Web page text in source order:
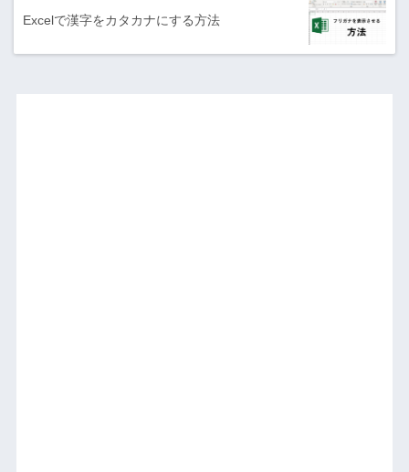
Excelで漢字をカタカナにする方法